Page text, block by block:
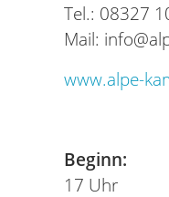
Tel.: 08327
Mail:
www.alpe-
Beginn:
17 Uhr